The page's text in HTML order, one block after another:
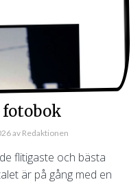
fotobok
av Redaktionen
flitigaste och bästa
är på gång med en